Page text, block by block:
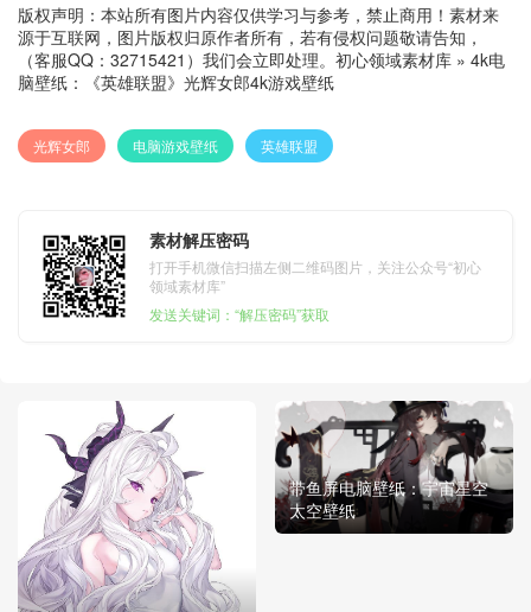
版权声明：本站所有图片内容仅供学习与参考，禁止商用！素材来
源于互联网，图片版权归原作者所有，若有侵权问题敬请告知，
（客服QQ：32715421）我们会立即处理。 初心领域素材库 » 4k电
脑壁纸：《英雄联盟》光辉女郎4k游戏壁纸
光辉女郎 电脑游戏壁纸 英雄联盟
素材解压密码
打开手机微信扫描左侧二维码图片，关注公众号“初心
领域素材库”
发送关键词：“解压密码”获取
带鱼屏电脑壁纸：宇宙星空
太空壁纸